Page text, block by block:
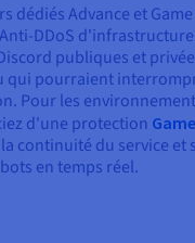
dédiés Advance et
DDoS
publiques et
qui pourraient
Pour les
d'une protection
continuité du service et
en temps réel.